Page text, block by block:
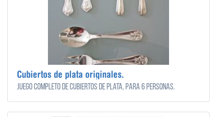
Cubiertos de plata originales.
Juego completo de Cubiertos de plata, para 6 personas.